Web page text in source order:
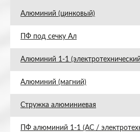
Алюминий (цинковый)
ПФ под сечку Ал
Алюминий 1-1
Алюминий (магний)
Стружка алюминиевая
ПФ алюминий 1-1 (АС /